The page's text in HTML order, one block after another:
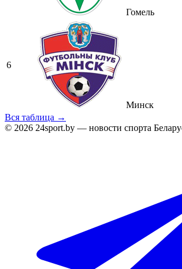
Гомель
6
Минск
Вся таблица →
© 2026 24sport.by — новости спорта